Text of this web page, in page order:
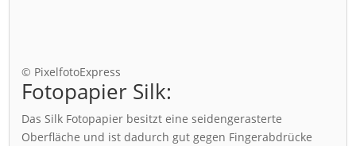
© PixelfotoExpress
Fotopapier Silk:
Das Silk Fotopapier besitzt eine seidengerasterte
Oberfläche und ist dadurch gut gegen Fingerabdrücke